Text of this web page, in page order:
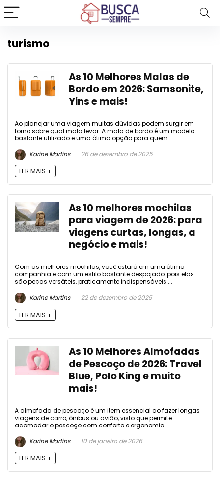
turismo
As 10 Melhores Malas de
Bordo em 2026: Samsonite,
Yins e mais!
Ao planejar uma viagem muitas dúvidas podem surgir em
torno sobre qual mala levar. A mala de bordo é um modelo
bastante utilizado e uma ótima opção para quem ...
Karine Martins
26 de dezembro de 2025
LER MAIS +
As 10 melhores mochilas
para viagem de 2026: para
viagens curtas, longas, a
negócio e mais!
Com as melhores mochilas, você estará em uma ótima
companhia e com um estilo bastante despojado, pois elas
são peças versáteis, praticamente indispensáveis ...
Karine Martins
22 de dezembro de 2025
LER MAIS +
As 10 Melhores Almofadas
de Pescoço de 2026: Travel
Blue, Polo King e muito
mais!
A almofada de pescoço é um item essencial ao fazer longas
viagens de carro, ônibus ou avião, visto que permite
acomodar o pescoço com conforto e ergonomia, ...
Karine Martins
10 de janeiro de 2026
LER MAIS +